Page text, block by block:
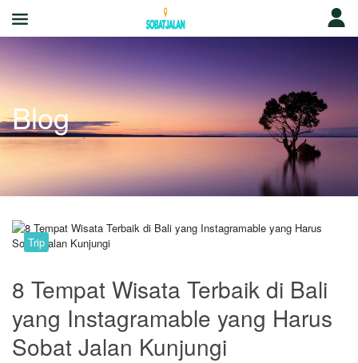
Blog
Trip
8 Tempat Wisata Terbaik di Bali
yang Instagramable yang Harus
Sobat Jalan Kunjungi